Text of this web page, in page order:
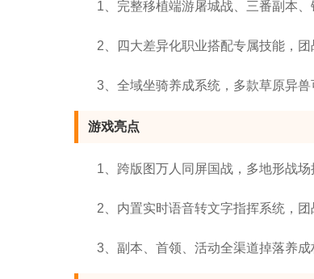
1、完整移植端游屠城战、三番副本、
2、四大差异化职业搭配专属技能，团
3、全域坐骑养成系统，多款草原异兽
游戏亮点
1、跨版图万人同屏国战，多地形战场
2、内置实时语音转文字指挥系统，团
3、副本、首领、活动全渠道掉落养成